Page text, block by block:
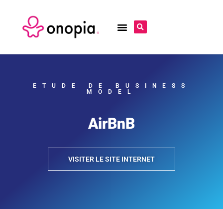
ETUDE DE BUSINESS
MODEL
AirBnB
VISITER LE SITE INTERNET